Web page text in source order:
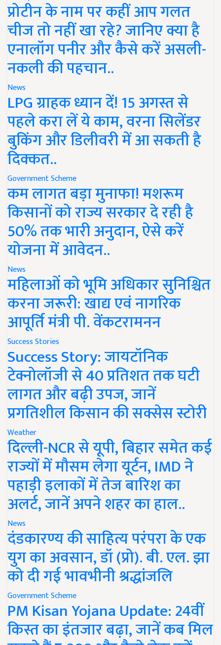
प्रोटीन के नाम पर कहीं आप गलत
चीज तो नहीं खा रहे? जानिए क्या है
एनालॉग पनीर और कैसे करें असली-
नकली की पहचान..
News
LPG ग्राहक ध्यान दें! 15 अगस्त से
पहले करा लें ये काम, वरना सिलेंडर
बुकिंग और डिलीवरी में आ सकती है
दिक्कत..
Government Scheme
कम लागत बड़ा मुनाफा! मशरूम
किसानों को राज्य सरकार दे रही है
50% तक भारी अनुदान, ऐसे करें
योजना में आवेदन..
News
महिलाओं को भूमि अधिकार सुनिश्चित
करना जरूरी: खाद्य एवं नागरिक
आपूर्ति मंत्री पी. वेंकटरामनन
Success Stories
Success Story: जायटॉनिक
टेक्नोलॉजी से 40 प्रतिशत तक घटी
लागत और बढ़ी उपज, जानें
प्रगतिशील किसान की सक्सेस स्टोरी
Weather
दिल्ली-NCR से यूपी, बिहार समेत कई
राज्यों में मौसम लेगा यूर्टन, IMD ने
पहाड़ी इलाकों में तेज बारिश का
अलर्ट, जानें अपने शहर का हाल..
News
दंडकारण्य की साहित्य परंपरा के एक
युग का अवसान, डॉ (प्रो). बी. एल. झा
को दी गई भावभीनी श्रद्धांजलि
Government Scheme
PM Kisan Yojana Update: 24वीं
किस्त का इंतजार बढ़ा, जानें कब मिल